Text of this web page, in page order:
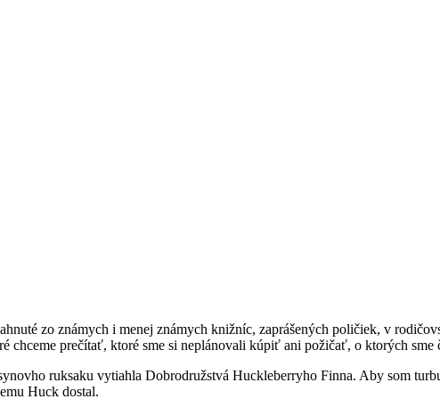
zo známych i menej známych knižníc, zaprášených poličiek, v
chceme prečítať, ktoré sme si neplánovali kúpiť ani požičať, o ktorých sme
ruksaku vytiahla Dobrodružstvá Huckleberryho Finna. Aby som
Huck dostal.